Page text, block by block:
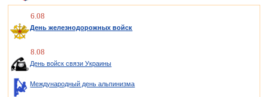
6.08
День железнодорожных войск
8.08
День войск связи Украины
Международный день альпинизма